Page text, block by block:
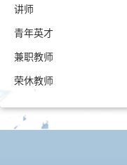
讲师
青年英才
兼职教师
荣休教师